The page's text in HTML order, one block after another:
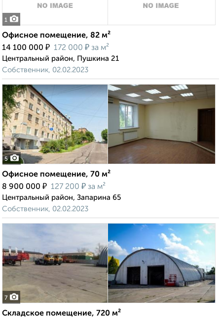
1
Офисное помещение, 82 м²
14 100 000 ₽ 172 000 ₽ за м²
Центральный район, Пушкина 21
Собственник, 02.02.2023
5
Офисное помещение, 70 м²
8 900 000 ₽ 127 200 ₽ за м²
Центральный район, Запарина 65
Собственник, 02.02.2023
7
Складское помещение, 720 м²